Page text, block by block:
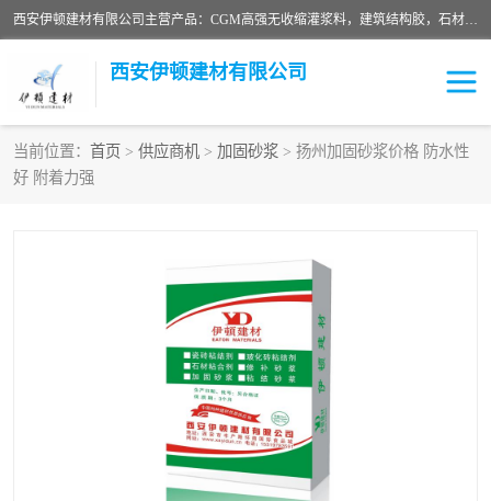
西安伊顿建材有限公司主营产品：CGM高强无收缩灌浆料，建筑结构胶，石材粘合剂，柔性防水材料，环氧修补砂浆等在各个行业得到了客户认可。
西安伊顿建材有限公司
当前位置： 首页 > 供应商机 > 加固砂浆 > 扬州加固砂浆价格 防水性
好 附着力强
灌浆料
水泥路面修补材料
沥青冷补料
速凝剂
金刚砂